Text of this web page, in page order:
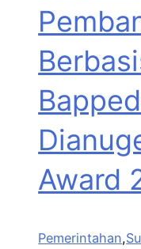
Award
Pemerintahan,